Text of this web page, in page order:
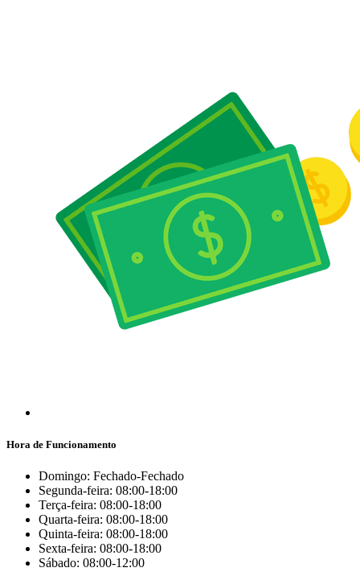
Hora de Funcionamento
Domingo: Fechado-Fechado
Segunda-feira: 08:00-18:00
Terça-feira: 08:00-18:00
Quarta-feira: 08:00-18:00
Quinta-feira: 08:00-18:00
Sexta-feira: 08:00-18:00
Sábado: 08:00-12:00